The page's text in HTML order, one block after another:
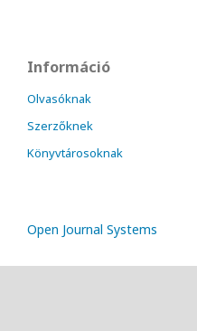
Információ
Olvasóknak
Szerzőknek
Könyvtárosoknak
Open Journal Systems